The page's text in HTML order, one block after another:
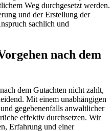
Weg durchgesetzt werden.
und der Erstellung der
sachlich und
nach dem
dem Gutachten nicht zahlt,
Mit einem unabhängigen
gegebenenfalls anwaltlicher
effektiv durchsetzen. Wir
Erfahrung und einer